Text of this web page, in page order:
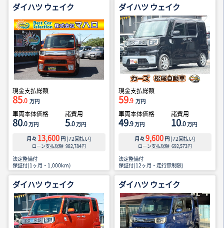
ダイハツ ウェイク
現金支払総額
85.0 万円
車両本体価格
80.0万円
諸費用
5.0万円
月々 13,600 円 (72回払い)
ローン支払総額 982,784円
法定整備付
保証付(1ヶ月・1,000km)
ダイハツ ウェイク
現金支払総額
59.9 万円
車両本体価格
49.9万円
諸費用
10.0万円
月々 9,600 円 (72回払い)
ローン支払総額 692,573円
法定整備付
保証付(12ヶ月・走行無制限)
ダイハツ ウェイク ダイハツ ウェイク